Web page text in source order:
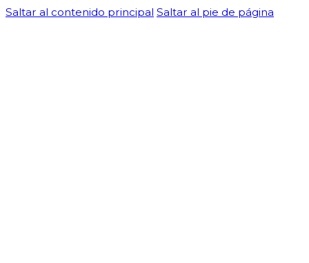
Saltar al contenido principal Saltar al pie de página